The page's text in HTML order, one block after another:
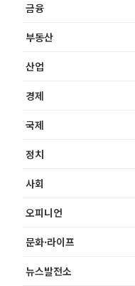
금융
부동산
산업
경제
국제
정치
사회
오피니언
문화·라이프
뉴스발전소